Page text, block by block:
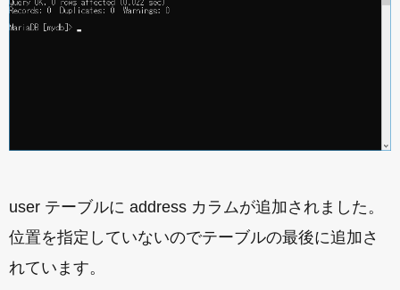
user テーブルに address カラムが追加されました。
位置を指定していないのでテーブルの最後に追加さ
れています。